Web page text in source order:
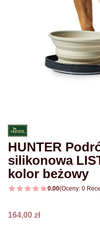
HUNTER
silikonowa
kolor beżowy
0.00(Oceny: 0
Cena
164,00 zł